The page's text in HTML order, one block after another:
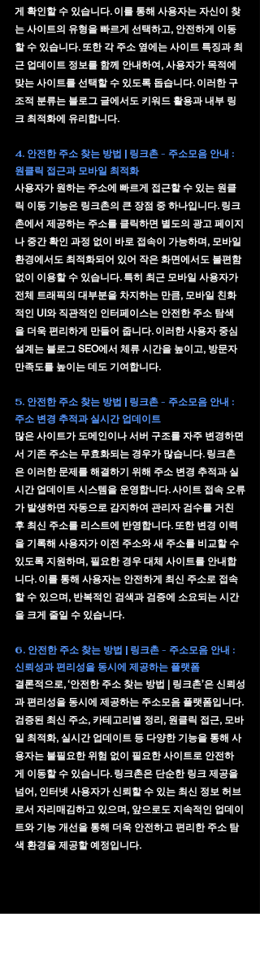
게 확인할 수 있습니다. 이를 통해 사용자는 자신이 찾
는 사이트의 유형을 빠르게 선택하고, 안전하게 이동
할 수 있습니다. 또한 각 주소 옆에는 사이트 특징과 최
근 업데이트 정보를 함께 안내하여, 사용자가 목적에
맞는 사이트를 선택할 수 있도록 돕습니다. 이러한 구
조적 분류는 블로그 글에서도 키워드 활용과 내부 링
크 최적화에 유리합니다.
4. 안전한 주소 찾는 방법 | 링크촌 - 주소모음 안내 :
원클릭 접근과 모바일 최적화
사용자가 원하는 주소에 빠르게 접근할 수 있는 원클
릭 이동 기능은 링크촌의 큰 장점 중 하나입니다. 링크
촌에서 제공하는 주소를 클릭하면 별도의 광고 페이지
나 중간 확인 과정 없이 바로 접속이 가능하며, 모바일
환경에서도 최적화되어 있어 작은 화면에서도 불편함
없이 이용할 수 있습니다. 특히 최근 모바일 사용자가
전체 트래픽의 대부분을 차지하는 만큼, 모바일 친화
적인 UI와 직관적인 인터페이스는 안전한 주소 탐색
을 더욱 편리하게 만들어 줍니다. 이러한 사용자 중심
설계는 블로그 SEO에서 체류 시간을 높이고, 방문자
만족도를 높이는 데도 기여합니다.
5. 안전한 주소 찾는 방법 | 링크촌 - 주소모음 안내 :
주소 변경 추적과 실시간 업데이트
많은 사이트가 도메인이나 서버 구조를 자주 변경하면
서 기존 주소는 무효화되는 경우가 많습니다. 링크촌
은 이러한 문제를 해결하기 위해 주소 변경 추적과 실
시간 업데이트 시스템을 운영합니다. 사이트 접속 오류
가 발생하면 자동으로 감지하여 관리자 검수를 거친
후 최신 주소를 리스트에 반영합니다. 또한 변경 이력
을 기록해 사용자가 이전 주소와 새 주소를 비교할 수
있도록 지원하며, 필요한 경우 대체 사이트를 안내합
니다. 이를 통해 사용자는 안전하게 최신 주소로 접속
할 수 있으며, 반복적인 검색과 검증에 소요되는 시간
을 크게 줄일 수 있습니다.
6. 안전한 주소 찾는 방법 | 링크촌 - 주소모음 안내 :
신뢰성과 편리성을 동시에 제공하는 플랫폼
결론적으로, ‘안전한 주소 찾는 방법 | 링크촌’은 신뢰성
과 편리성을 동시에 제공하는 주소모음 플랫폼입니다.
검증된 최신 주소, 카테고리별 정리, 원클릭 접근, 모바
일 최적화, 실시간 업데이트 등 다양한 기능을 통해 사
용자는 불필요한 위험 없이 필요한 사이트로 안전하
게 이동할 수 있습니다. 링크촌은 단순한 링크 제공을
넘어, 인터넷 사용자가 신뢰할 수 있는 최신 정보 허브
로서 자리매김하고 있으며, 앞으로도 지속적인 업데이
트와 기능 개선을 통해 더욱 안전하고 편리한 주소 탐
색 환경을 제공할 예정입니다.